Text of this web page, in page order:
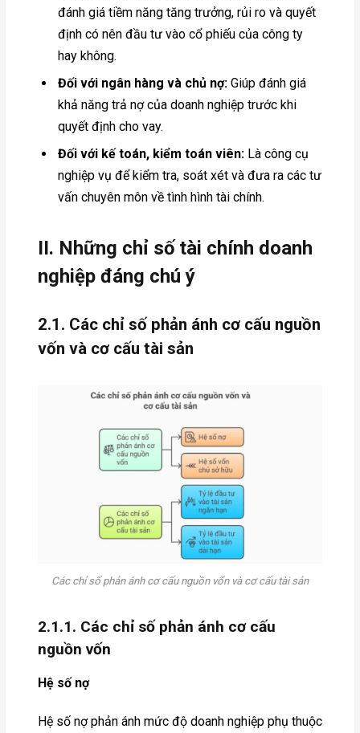
đánh giá tiềm năng tăng trưởng, rủi ro và quyết
định có nên đầu tư vào cổ phiếu của công ty
hay không.
Đối với ngân hàng và chủ nợ: Giúp đánh giá
khả năng trả nợ của doanh nghiệp trước khi
quyết định cho vay.
Đối với kế toán, kiểm toán viên: Là công cụ
nghiệp vụ để kiểm tra, soát xét và đưa ra các tư
vấn chuyên môn về tình hình tài chính.
II. Những chỉ số tài chính doanh
nghiệp đáng chú ý
2.1. Các chỉ số phản ánh cơ cấu nguồn
vốn và cơ cấu tài sản
Các chỉ số phản ánh cơ cấu nguồn vốn và cơ cấu tài sản
2.1.1. Các chỉ số phản ánh cơ cấu
nguồn vốn
Hệ số nợ
Hệ số nợ phản ánh mức độ doanh nghiệp phụ thuộc